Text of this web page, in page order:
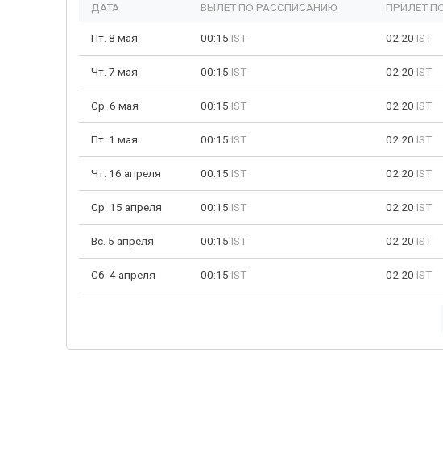
ДАТА ВЫЛЕТ ПО РАССПИСАНИЮ ПРИЛЕТ
Пт. 8 мая 00:15 IST 02:20 IST
Чт. 7 мая 00:15 IST 02:20 IST
Ср. 6 мая 00:15 IST 02:20 IST
Пт. 1 мая 00:15 IST 02:20 IST
Чт. 16 апреля 00:15 IST 02:20 IST
Ср. 15 апреля 00:15 IST 02:20 IST
Вс. 5 апреля 00:15 IST 02:20 IST
Сб. 4 апреля 00:15 IST 02:20 IST